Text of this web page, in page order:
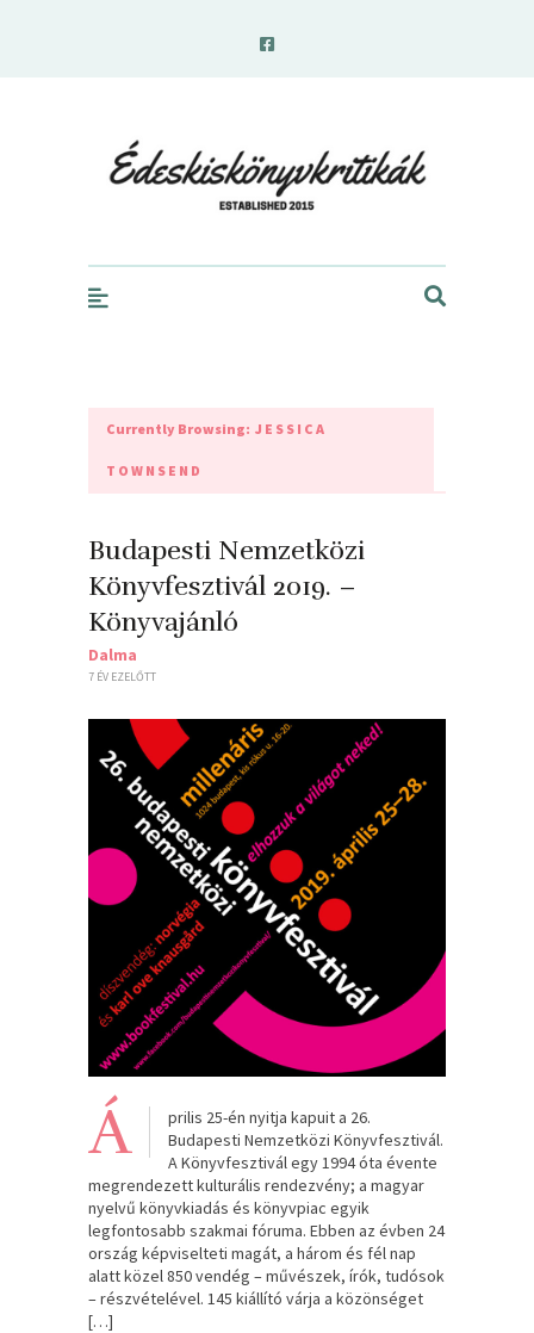
Currently Browsing: JESSICA
TOWNSEND
Budapesti Nemzetközi
Könyvfesztivál 2019. –
Könyvajánló
Dalma
7 ÉV EZELŐTT
Á
prilis 25-én nyitja kapuit a 26.
Budapesti Nemzetközi Könyvfesztivál.
A Könyvfesztivál egy 1994 óta évente
megrendezett kulturális rendezvény; a magyar
nyelvű könyvkiadás és könyvpiac egyik
legfontosabb szakmai fóruma. Ebben az évben 24
ország képviselteti magát, a három és fél nap
alatt közel 850 vendég – művészek, írók, tudósok
– részvételével. 145 kiállító várja a közönséget
[…]